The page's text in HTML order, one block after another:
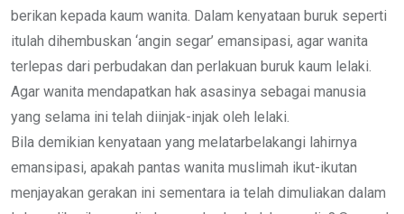
berikan kepada kaum wanita. Dalam kenyataan buruk seperti
itulah dihembuskan ‘angin segar’ emansipasi, agar wanita
terlepas dari perbudakan dan perlakuan buruk kaum lelaki.
Agar wanita mendapatkan hak asasinya sebagai manusia
yang selama ini telah diinjak-injak oleh lelaki.
Bila demikian kenyataan yang melatarbelakangi lahirnya
emansipasi, apakah pantas wanita muslimah ikut-ikutan
menjayakan gerakan ini sementara ia telah dimuliakan dalam